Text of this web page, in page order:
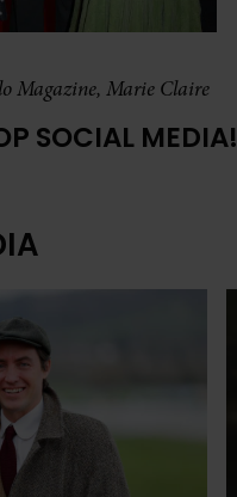
Magazine, Marie Claire
SOCIAL MEDIA!